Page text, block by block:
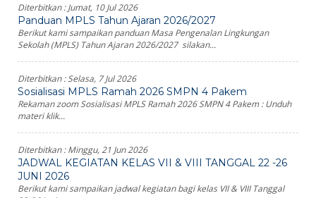
Diterbitkan :Jumat, 10 Jul 2026
Panduan MPLS Tahun Ajaran 2026/2027
Berikut kami sampaikan panduan Masa Pengenalan Lingkungan
Sekolah (MPLS) Tahun Ajaran 2026/2027 silakan...
Diterbitkan :Selasa, 7 Jul 2026
Sosialisasi MPLS Ramah 2026 SMPN 4 Pakem
Rekaman zoom Sosialisasi MPLS Ramah 2026 SMPN 4 Pakem : Unduh
materi klik...
Diterbitkan :Minggu, 21 Jun 2026
JADWAL KEGIATAN KELAS VII & VIII TANGGAL 22 -26
JUNI 2026
Berikut kami sampaikan jadwal kegiatan bagi kelas VII & VIII Tanggal